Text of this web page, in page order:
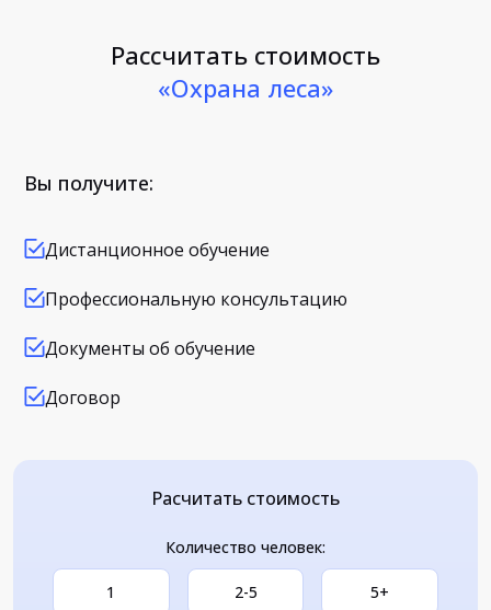
Рассчитать стоимость
«Охрана леса»
Вы получите:
Дистанционное обучение
Профессиональную консультацию
Документы об обучение
Договор
Расчитать стоимость
Количество человек:
1 2-5 5+